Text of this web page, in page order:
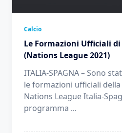
Calcio
Le Formazioni Ufficiali
(Nations League 2021)
ITALIA-SPAGNA – Sono
le formazioni ufficiali
Nations League Italia-
programma ...